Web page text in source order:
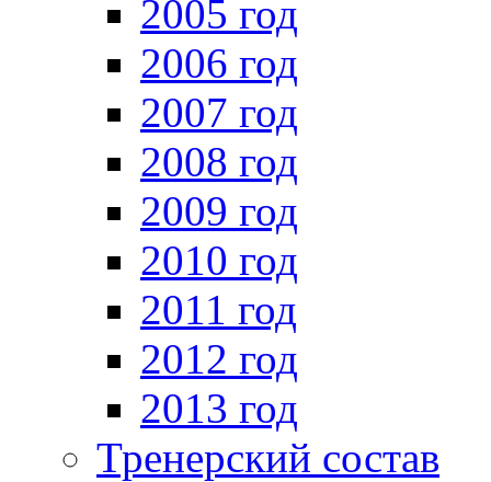
2005 год
2006 год
2007 год
2008 год
2009 год
2010 год
2011 год
2012 год
2013 год
Тренерский состав